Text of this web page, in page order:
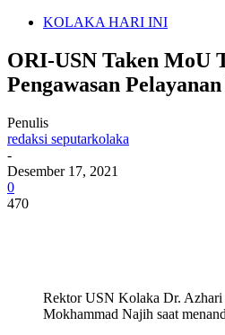
KOLAKA HARI INI
ORI-USN Taken MoU
Pengawasan
Penulis
redaksi seputarkolaka
-
Desember 17, 2021
0
470
Rektor USN Kolaka Dr.
Mokhammad Najih saat